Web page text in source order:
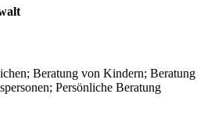
Beratung von Kindern; Beratung
Persönliche Beratung